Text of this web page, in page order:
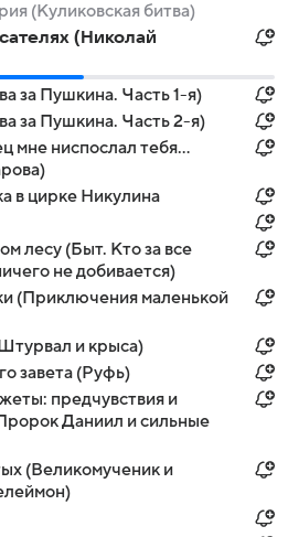
(Куликовская битва)
(Николай
за Пушкина. Часть 1-я)
за Пушкина. Часть 2-я)
мне ниспослал тебя...
в цирке Никулина
лесу (Быт. Кто за все
не добивается)
(Приключения маленькой
и крыса)
завета (Руфь)
предчувствия и
Даниил и сильные
(Великомученик и